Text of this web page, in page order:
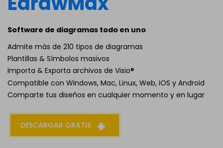
Software de diagramas todo en uno
Admite más de 210 tipos de diagramas
Plantillas & Símbolos masivos
Importa & Exporta archivos de Visio®
Compatible con Windows, Mac, Linux, Web, iOS y Android
Comparte tus diseños en cualquier momento y en lugar
DESCARGAR GRATIS